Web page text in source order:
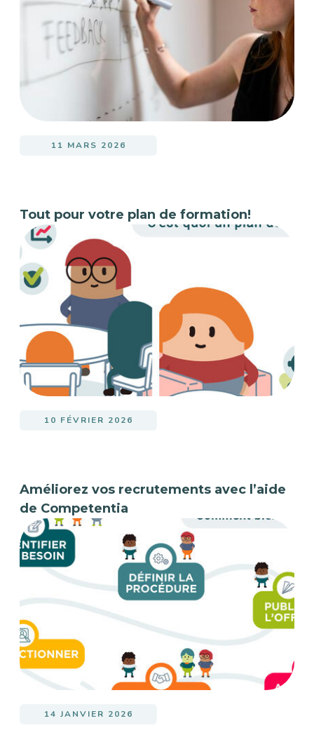
11 MARS 2026
10 FÉVRIER 2026
Tout pour votre plan de formation!
14 JANVIER 2026
Améliorez vos recrutements avec l’aide
de Competentia